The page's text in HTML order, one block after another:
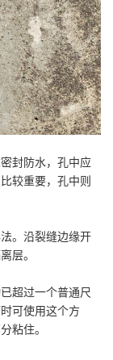
封防水，孔中应
较重要，孔中则
。沿裂缝边缘开
层。
超过一个普通尺
可使用这个方
粘住。